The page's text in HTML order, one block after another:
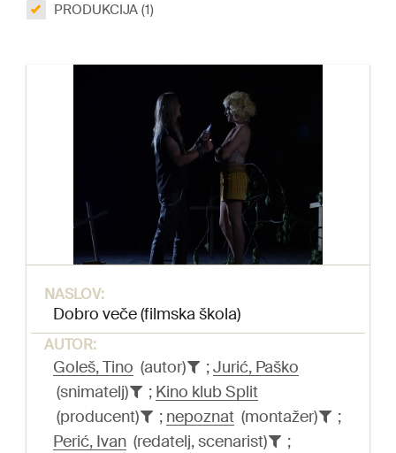
PRODUKCIJA (1)
NASLOV:
Dobro veče (filmska škola)
AUTOR:
Goleš, Tino (autor) ;Jurić, Paško
(snimatelj)
; Kino klub Split
(producent)
; nepoznat (montažer)
;
Perić, Ivan (redatelj, scenarist)
;